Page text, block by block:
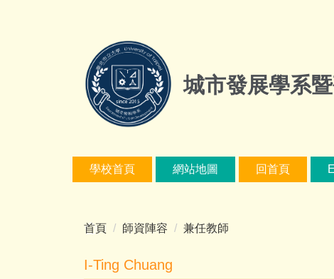
城市發展學系
學校首頁 網站地圖 回首頁
首頁 師資陣容 兼任教師
I-Ting Chuang